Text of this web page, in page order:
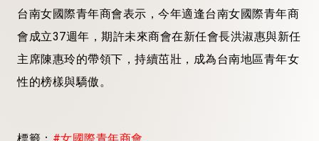
台南女國際青年商會表示，今年適逢台南女國際青年商
會成立37週年，期許未來商會在新任會長洪淑惠與新任
主席陳惠玲的帶領下，持續茁壯，成為台南地區青年女
性的榜樣與驕傲。